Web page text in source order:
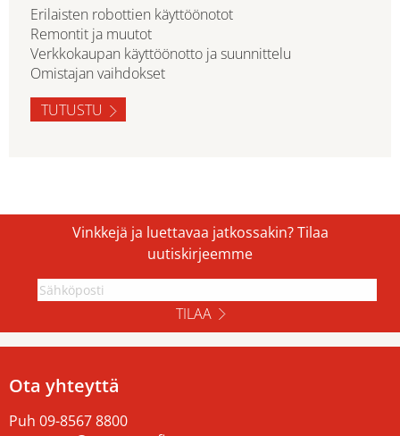
Erilaisten robottien käyttöönotot
Remontit ja muutot
Verkkokaupan käyttöönotto ja suunnittelu
Omistajan vaihdokset
TUTUSTU
Vinkkejä ja luettavaa jatkossakin? Tilaa
uutiskirjeemme
TILAA
Ota yhteyttä
Puh 09-8567 8800